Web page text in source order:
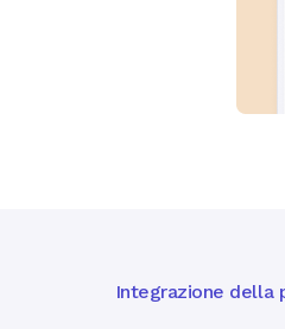
Integrazione della